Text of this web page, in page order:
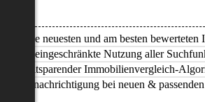
Alle neuesten und am besten bewerteten
Uneingeschränkte Nutzung aller
Zeitsparender Immobilienvergleich-
Benachrichtigung bei neuen &